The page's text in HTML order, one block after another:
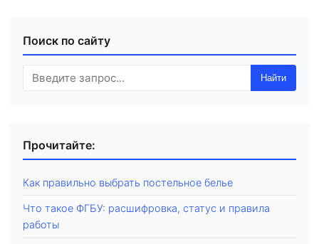
Поиск по сайту
Найти
Прочитайте:
Как правильно выбрать постельное белье
Что такое ФГБУ: расшифровка, статус и правила
работы